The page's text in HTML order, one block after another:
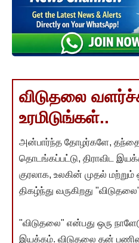
விடுதலை
உரமிடுங்கள்..
அன்பார்ந்த தோழர்களே, தந்தை
தொடங்கப்பட்டு, திராவிட
குரலாக, உலகின் முதல் மற்றும்
திகழ்ந்து வருகிறது
"விடுதலை" என்பது ஒரு
இயக்கம். விடுதலை தன்